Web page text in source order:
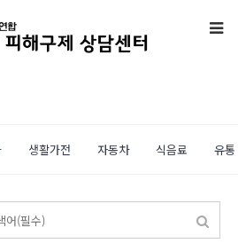
생활가전 자동차 식음료 유통